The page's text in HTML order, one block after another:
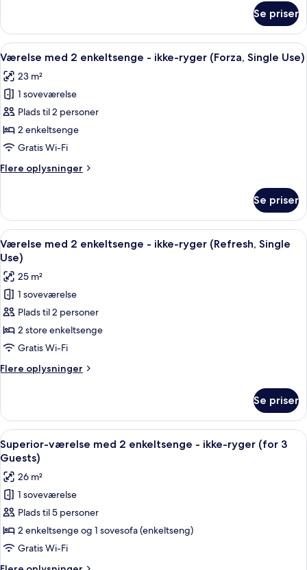
(Casual,
Single
Use)
med
enkeltsenge
ikke-
ryger
(Casual,
Single
Use)
Se priser
Indlæs
alle
billeder
af
Værelse
med
2
-
(Forza,
Single
Use)
Et hotelværelse med to senge, et
13
Værelse med 2 enkeltsenge - ikke-ryger (Forza, Single Use)
23 m²
1 soveværelse
Plads til 2 personer
2 enkeltsenge
Gratis Wi-Fi
Flere oplysninger
Flere
med
enkeltsenge
-
ikke-
ryger
(Forza,
Single
Use)
Se priser
Indlæs
alle
billeder
af
Værelse
med
2
enkeltsenge
-
ikke-
(Refresh,
Single
Use)
Et hotelværelse med to senge, et
11
Værelse med 2 enkeltsenge - ikke-ryger (Refresh, Single
Use)
25 m²
1 soveværelse
Plads til 2 personer
2 store enkeltsenge
Gratis Wi-Fi
Flere oplysninger
Flere
med
enkeltsenge
-
ryger
(Refresh,
Single
Use)
Se priser
Indlæs
alle
billeder
af
Superior-
værelse
med
2
enkeltsenge
Et hotelværelse med to senge, et
10
Superior-værelse med 2 enkeltsenge - ikke-ryger (for 3
Guests)
26 m²
1 soveværelse
Plads til 5 personer
2 enkeltsenge og 1 sovesofa (enkeltseng)
Gratis Wi-Fi